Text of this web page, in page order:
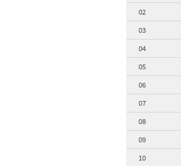
02
03
04
05
06
07
08
09
10